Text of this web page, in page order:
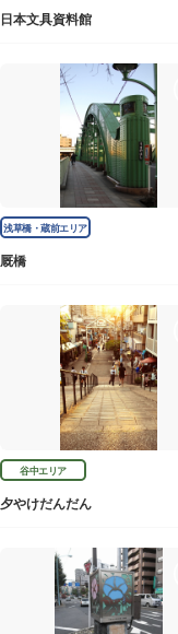
日本文具資料館
浅草橋・蔵前エリア
厩橋
谷中エリア
夕やけだんだん